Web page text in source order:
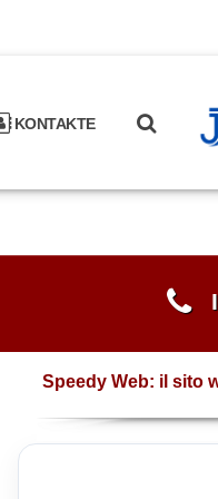
KONTAKTE
Speedy Web: il sito